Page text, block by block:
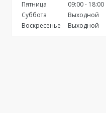
Пятница
09:00
18:00
Суббота
Выходной
Воскресенье
Выходной